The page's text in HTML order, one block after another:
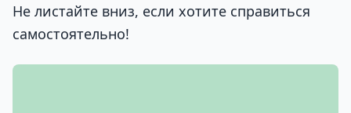
Не листайте вниз, если хотите справиться
самостоятельно!